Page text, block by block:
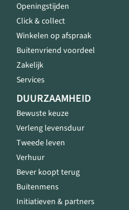
Openingstijden
Click & collect
Winkelen op afspraak
Buitenvriend voordeel
Zakelijk
Services
DUURZAAMHEID
Bewuste keuze
Verleng levensduur
Tweede leven
Verhuur
Bever koopt terug
Buitenmens
Initiatieven & partners